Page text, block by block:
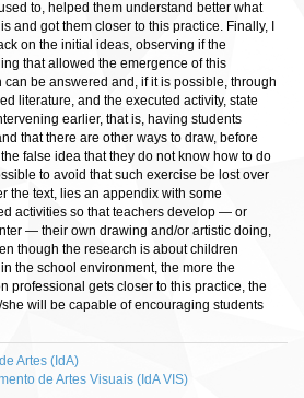
to, helped them understand better what
and got them closer to this practice. Finally, I
on the initial ideas, observing if the
that allowed the emergence of this
can be answered and, if it is possible, through
literature, and the executed activity, state
earlier, that is, having students
that there are other ways to draw, before
false idea that they do not know how to do
to avoid that such exercise be lost over
the text, lies an appendix with some
activities so that teachers develop — or
— their own drawing and/or artistic doing,
though the research is about children
the school environment, the more the
professional gets closer to this practice, the
will be capable of encouraging students
Artes (IdA)
de Artes Visuais (IdA VIS)